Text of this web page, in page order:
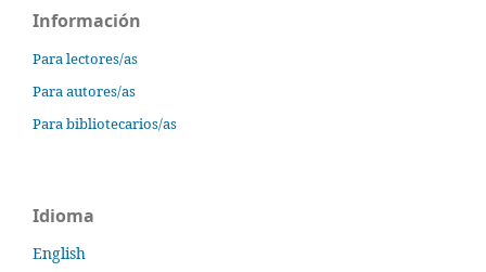
Información
Para lectores/as
Para autores/as
Para bibliotecarios/as
Idioma
English